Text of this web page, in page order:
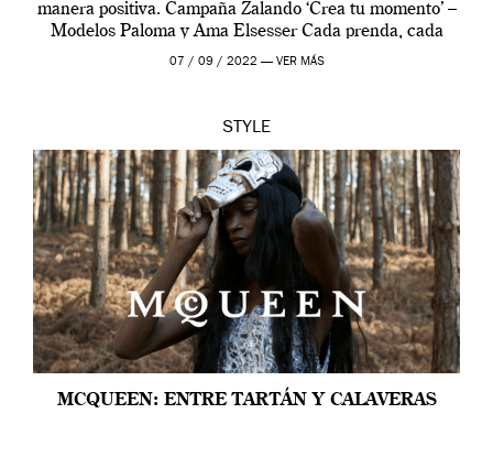
manera positiva. Campaña Zalando ‘Crea tu momento’ –
Modelos Paloma y Ama Elsesser Cada prenda, cada
outfit, cada momento, caracteriza […]
07 / 09 / 2022 — VER MÁS
STYLE
MCQUEEN: ENTRE TARTÁN Y CALAVERAS